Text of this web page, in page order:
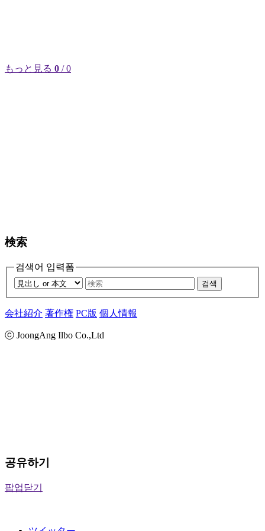
もっと見る 0 / 0
検索
검색어 입력폼
검색
会社紹介 著作権 PC版 個人情報
ⓒ JoongAng Ilbo Co.,Ltd
공유하기
팝업닫기